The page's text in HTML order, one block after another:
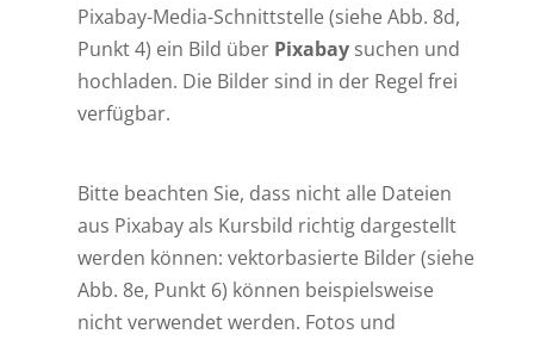
Pixabay-Media-Schnittstelle (siehe Abb. 8d,
Punkt 4) ein Bild über Pixabay suchen und
hochladen. Die Bilder sind in der Regel frei
verfügbar.
Bitte beachten Sie, dass nicht alle Dateien
aus Pixabay als Kursbild richtig dargestellt
werden können: vektorbasierte Bilder (siehe
Abb. 8e, Punkt 6) können beispielsweise
nicht verwendet werden. Fotos und